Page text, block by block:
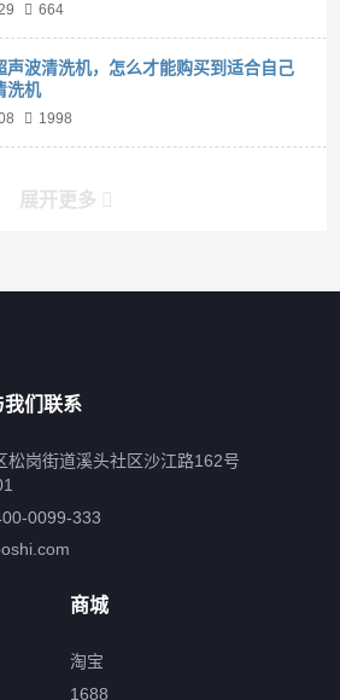
664
声波清洗机，怎么才能购买到适合自己
洗机
1998
展开更多
我们联系
松岗街道溪头社区沙江路162号
0099-333
商城
淘宝
1688